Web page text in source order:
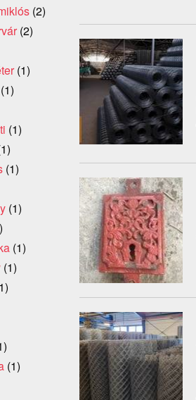
(2)
(2)
(1)
(1)
(1)
(1)
(1)
(1)
(1)
(1)